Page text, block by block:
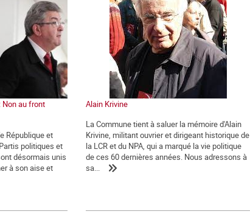
au front
République et
politiques et
désormais unis
à son aise et
Alain Krivine
La Commune tient à saluer la mémoire d'Alain
Krivine, militant ouvrier et dirigeant historique de
la LCR et du NPA, qui a marqué la vie politique
de ces 60 dernières années. Nous adressons à
sa...